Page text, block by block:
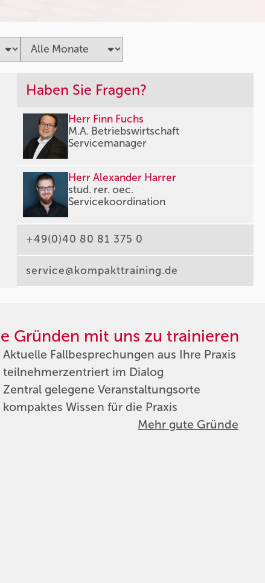
Haben Sie Fragen?
Herr Finn Fuchs
M.A. Betriebswirtschaft
Servicemanager
Herr Alexander Harrer
stud. rer. oec.
Servicekoordination
+49(0)40 80 81 375 0
service@kompakttraining.de
Gründen mit uns zu trainieren
Aktuelle Fallbesprechungen aus Ihre Praxis
teilnehmerzentriert im Dialog
Zentral gelegene Veranstaltungsorte
kompaktes Wissen für die Praxis
Mehr gute Gründe